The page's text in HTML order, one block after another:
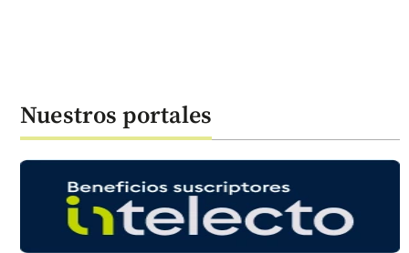
Nuestros portales